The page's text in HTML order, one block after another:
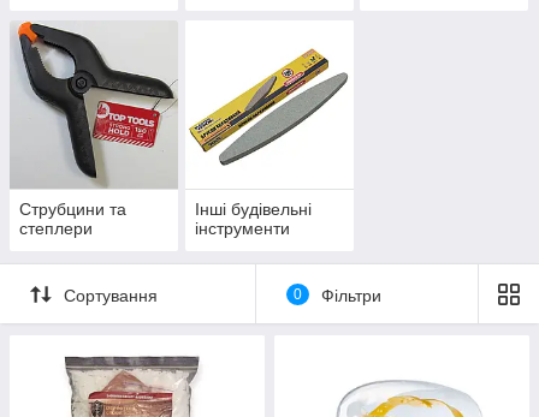
Струбцини та
степлери
Інші будівельні
інструменти
Сортування 0 Фільтри